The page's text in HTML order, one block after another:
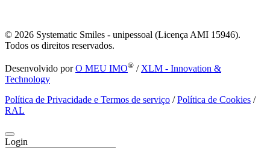
© 2026 Systematic Smiles - unipessoal (Licença AMI 15946).
Todos os direitos reservados.
Desenvolvido porO MEU IMO® / XLM - Innovation &
Technology
Política de Privacidade e Termos de serviço /Política de Cookies /
RAL
Login